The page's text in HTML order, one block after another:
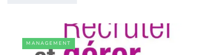
MANAGEMENT